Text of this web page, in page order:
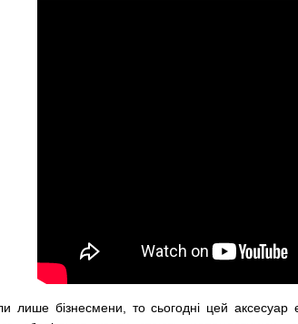
лише бізнесмени, то сьогодні цей аксесуар